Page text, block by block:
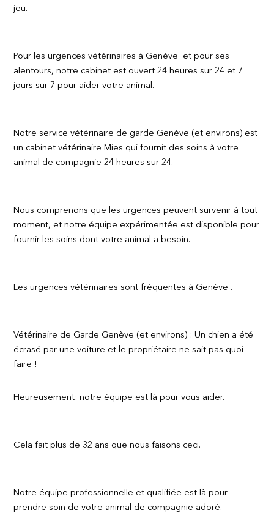
jeu.
Pour les urgences vétérinaires à Genève et pour ses
alentours, notre cabinet est ouvert 24 heures sur 24 et 7
jours sur 7 pour aider votre animal.
Notre service vétérinaire de garde Genève (et environs) est
un cabinet vétérinaire Mies qui fournit des soins à votre
animal de compagnie 24 heures sur 24.
Nous comprenons que les urgences peuvent survenir à tout
moment, et notre équipe expérimentée est disponible pour
fournir les soins dont votre animal a besoin.
Les urgences vétérinaires sont fréquentes à Genève .
Vétérinaire de Garde Genève (et environs) : Un chien a été
écrasé par une voiture et le propriétaire ne sait pas quoi
faire !
Heureusement: notre équipe est là pour vous aider.
Cela fait plus de 32 ans que nous faisons ceci.
Notre équipe professionnelle et qualifiée est là pour
prendre soin de votre animal de compagnie adoré.